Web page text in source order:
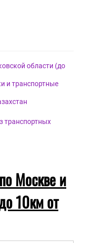
области (до
и транспортные
транспортных
Москве и
10км от